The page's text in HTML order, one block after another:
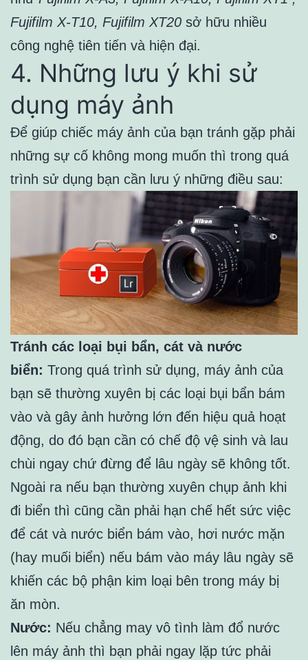
Fujifilm X-T10, Fujifilm XT20 sở hữu nhiều
công nghệ tiên tiến và hiện đại.
4. Những lưu ý khi sử
dụng máy ảnh
Để giúp chiếc máy ảnh của bạn tránh gặp phải
những sự cố không mong muốn thì trong quá
trình sử dụng bạn cần lưu ý những điều sau:
Tránh các loại bụi bẩn, cát và nước
biển: Trong quá trình sử dụng, máy ảnh của
bạn sẽ thường xuyên bị các loại bụi bẩn bám
vào và gây ảnh hưởng lớn đến hiệu quả hoạt
động, do đó bạn cần có chế độ vệ sinh và lau
chùi ngay chứ đừng để lâu ngày sẽ không tốt.
Ngoài ra nếu bạn thường xuyên chụp ảnh khi
đi biển thì cũng cần phải hạn chế hết sức việc
để cát và nước biển bám vào, hơi nước mặn
(hay muối biển) nếu bám vào máy lâu ngày sẽ
khiến các bộ phận kim loại bên trong máy bị
ăn mòn.
Nước: Nếu chẳng may vô tình làm đổ nước
lên máy ảnh thì bạn phải ngay lặp tức phải